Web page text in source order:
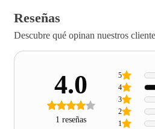
Reseñas
Descubre qué opinan nuestros
4.0
1 reseñas 1
2
3
4
5